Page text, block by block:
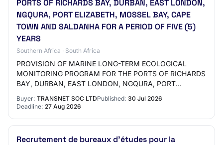
PORTS OF RICHARDS BAY, DURBAN, EAST LONDON,
NGQURA, PORT ELIZABETH, MOSSEL BAY, CAPE
TOWN AND SALDANHA FOR A PERIOD OF FIVE (5)
YEARS
Southern Africa · South Africa
PROVISION OF MARINE LONG-TERM ECOLOGICAL
MONITORING PROGRAM FOR THE PORTS OF RICHARDS
BAY, DURBAN, EAST LONDON, NGQURA, PORT
SALDANHA FOR FIVE (5) YEARS
Buyer: TRANSNET SOC LTDPublished: 30 Jul 2026
Deadline: 27 Aug 2026
Recrutement de bureaux d’études pour la